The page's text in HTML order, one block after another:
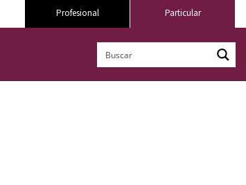
Particular
Profesional